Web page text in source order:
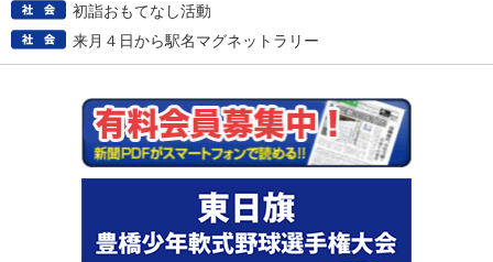
初詣おもてなし活動
来月４日から駅名マグネットラリー